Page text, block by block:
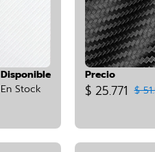
Disponible
En Stock
Precio
$ 25.771 $